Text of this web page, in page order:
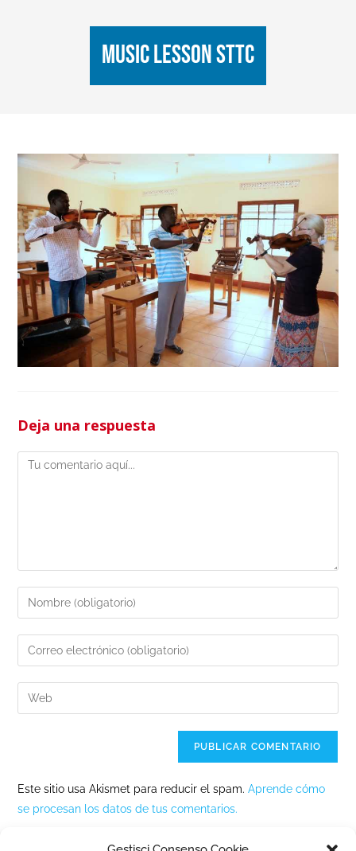
Music lesson STTC
Deja una respuesta
Este sitio usa Akismet para reducir el spam.Aprende cómo
se procesan los datos de tus comentarios.